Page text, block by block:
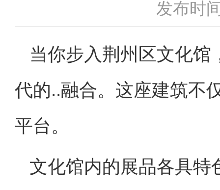
发布时
当你步入荆州区文化
代的..融合。这座建筑不
平台。
文化馆内的展品各具特